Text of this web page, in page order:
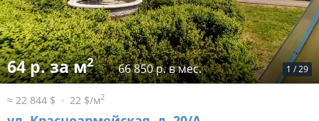
1 /29
64 р. за м2 66 850 р. в мес.
≈ 22 844 $ 22 $/м2